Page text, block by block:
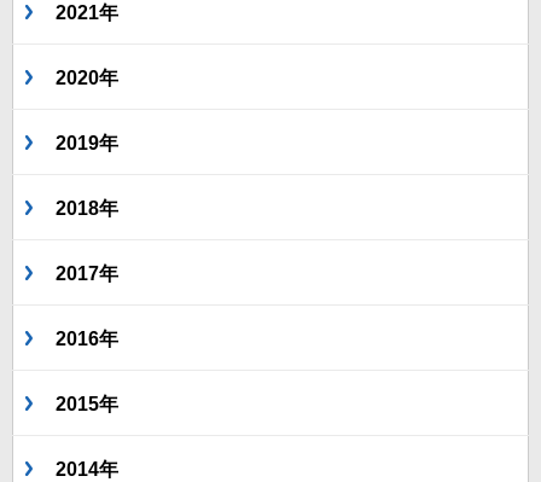
2021年
2020年
2019年
2018年
2017年
2016年
2015年
2014年